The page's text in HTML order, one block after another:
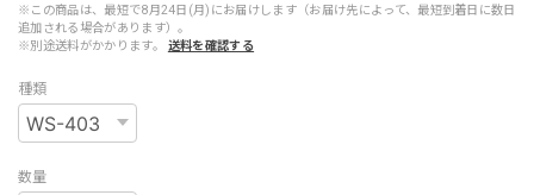
※この商品は、最短で8月24日(月)にお届けします（お届け先によって、最短到着日に数日
追加される場合があります）。
※別途送料がかかります。
送料を確認する
種類
数量